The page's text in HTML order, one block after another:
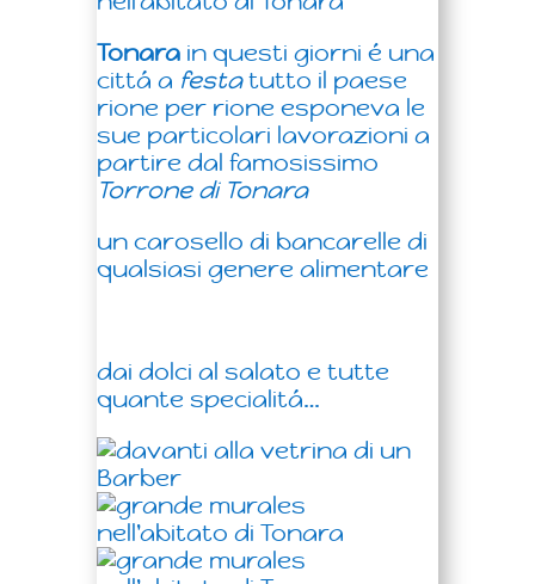
Tonarain questi giorni é una
cittá a festatutto il paese
rione per rione esponeva le
sue particolari lavorazioni a
partire dal famosissimo
Torrone di Tonara
un carosello di bancarelle di
qualsiasi genere alimentare
dai dolci al salato e tutte
quante specialitá…